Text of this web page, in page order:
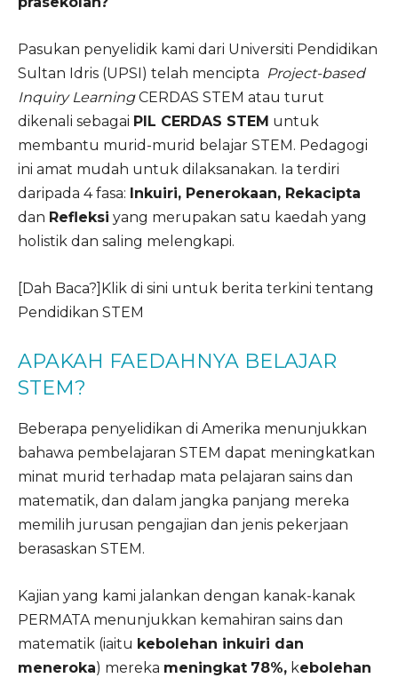
Pasukan penyelidik kami dari Universiti Pendidikan
Sultan Idris (UPSI) telah mencipta Project-based
Inquiry LearningCERDAS STEM atau turut
dikenali sebagai PIL CERDAS STEM untuk
membantu murid-murid belajar STEM. Pedagogi
ini amat mudah untuk dilaksanakan. Ia terdiri
daripada 4 fasa: Inkuiri, Penerokaan, Rekacipta
dan Refleksi yang merupakan satu kaedah yang
holistik dan saling melengkapi.
[Dah Baca?]Klik di sini untuk berita terkini tentang
Pendidikan STEM
APAKAH FAEDAHNYA BELAJAR
STEM?
Beberapa penyelidikan di Amerika menunjukkan
bahawa pembelajaran STEM dapat meningkatkan
minat murid terhadap mata pelajaran sains dan
matematik, dan dalam jangka panjang mereka
memilih jurusan pengajian dan jenis pekerjaan
berasaskan STEM.
Kajian yang kami jalankan dengan kanak-kanak
PERMATA menunjukkan kemahiran sains dan
matematik (iaitu kebolehan inkuiri dan
meneroka) mereka meningkat 78%, kebolehan